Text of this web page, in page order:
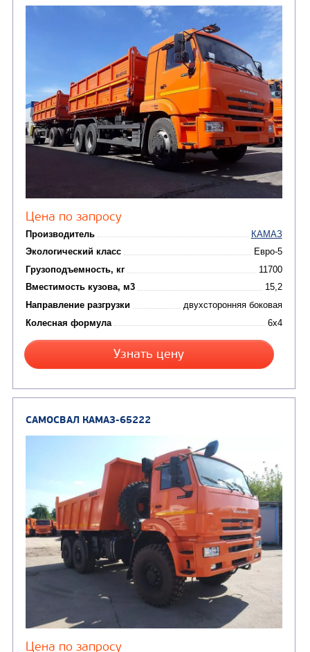
ГРУЗОВЫЕ АВТОМОБИЛИ
Бортовые автомобили(9)
Самосвалы (8)
Седельные тягачи(8)
Шасси
АВТОБУСЫ
Вахтовые автобусы
АВТОЦИСТЕРНЫ
Автотопливозаправщики
CHAMELEON (г. Егорьевск)
Молоковозы, водовозы
Автогудронаторы(8)
Автоцистерны для
сжиженного
газа
Нефтепромысловые
ПОДЪЕМНО-
ТРАНСПОРТНАЯ
Автокраны(3)
Крано-
установки (КМУ)
КОММУНАЛЬНАЯ
Комбинированные
Вакуумные машины
Илососные машины
Каналопромывочные
Мусоровозы(24)
САМОСВАЛ КАМАЗ-45143